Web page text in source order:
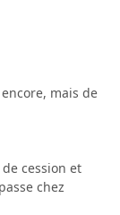
mais de
cession et
chez